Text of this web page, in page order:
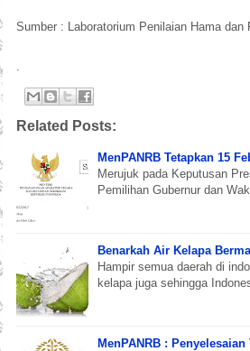
Sumber : Laboratorium Penilaian Hama
.
Related Posts:
MenPANRB Tetapkan 15
Merujuk pada Keputusan
Pemilihan Gubernur dan
Benarkah Air Kelapa
Hampir semua daerah di
kelapa juga sehingga
MenPANRB :